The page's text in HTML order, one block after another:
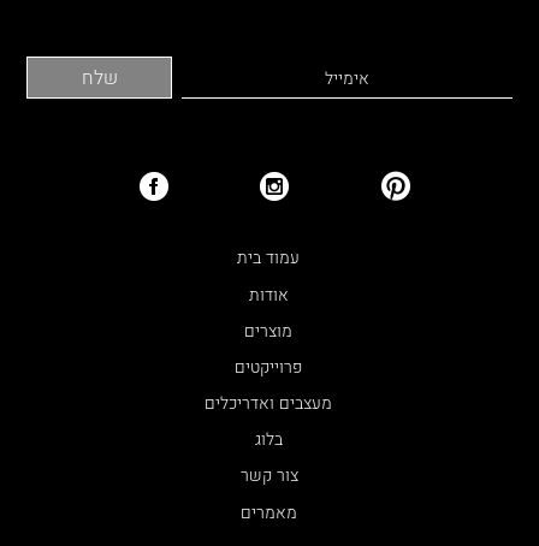
עמוד בית
אודות
מוצרים
פרוייקטים
מעצבים ואדריכלים
בלוג
צור קשר
מאמרים